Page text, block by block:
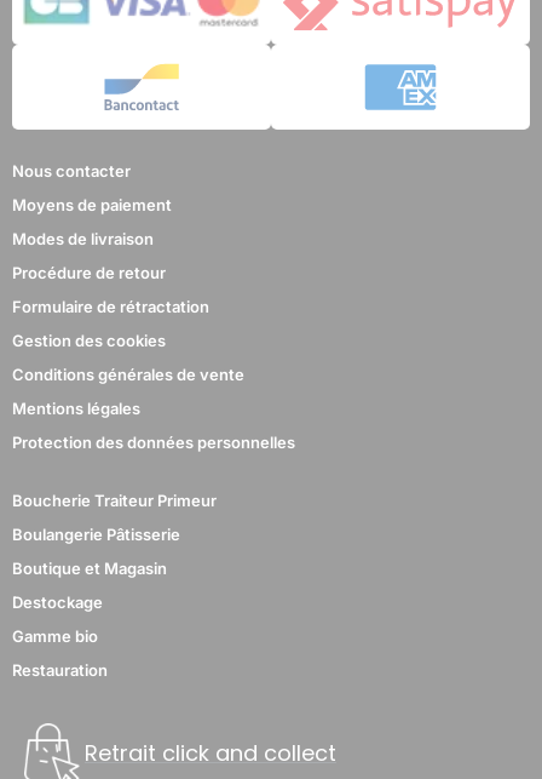
Nous contacter
Moyens de paiement
Modes de livraison
Procédure de retour
Formulaire de rétractation
Gestion des cookies
Conditions générales de vente
Mentions légales
Protection des données personnelles
Boucherie Traiteur Primeur
Boulangerie Pâtisserie
Boutique et Magasin
Destockage
Gamme bio
Restauration
Retrait click and collect